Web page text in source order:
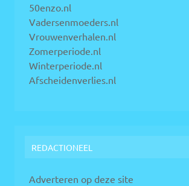
50enzo.nl
Vadersenmoeders.nl
Vrouwenverhalen.nl
Zomerperiode.nl
Winterperiode.nl
Afscheidenverlies.nl
REDACTIONEEL
Adverteren op deze site